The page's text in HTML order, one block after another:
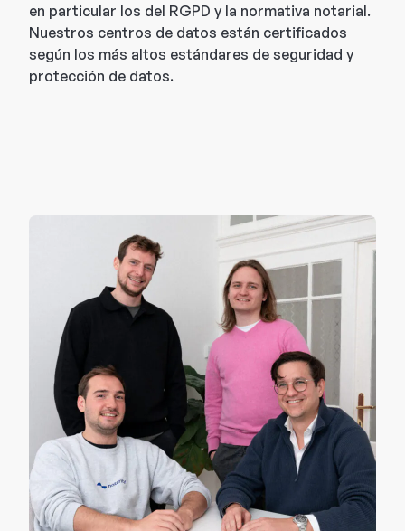
en particular los del RGPD y la normativa notarial.
Nuestros centros de datos están certificados
según los más altos estándares de seguridad y
protección de datos.